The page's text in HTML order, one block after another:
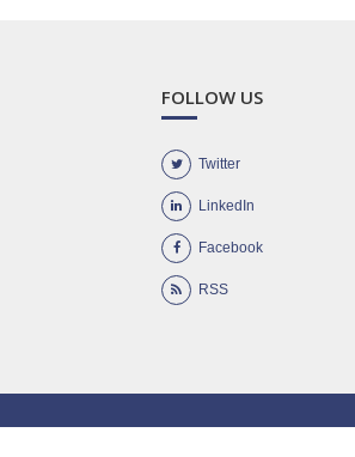
FOLLOW US
Twitter
LinkedIn
Facebook
RSS